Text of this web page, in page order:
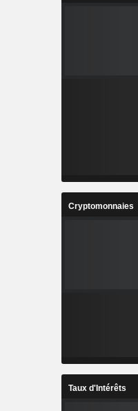
Cryptomonnaies
Taux d'Intérêts